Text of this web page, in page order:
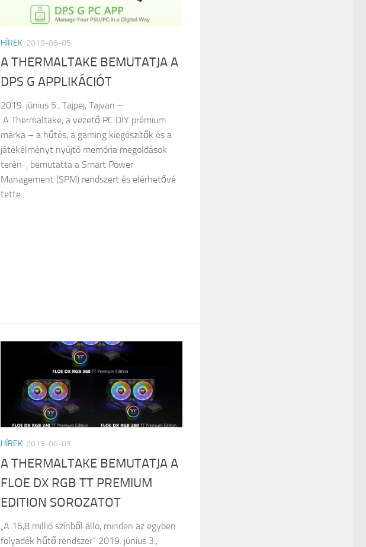
HÍREK 2019-06-05
A THERMALTAKE BEMUTATJA A
DPS G APPLIKÁCIÓT
2019. június 5., Tajpej, Tajvan –
A Thermaltake, a vezető PC DIY prémium
márka – a hűtés, a gaming kiegészítők és a
játékélményt nyújtó memória megoldások
terén-, bemutatta a Smart Power
Management (SPM) rendszert és elérhetővé
tette...
HÍREK 2019-06-03
A THERMALTAKE BEMUTATJA A
FLOE DX RGB TT PREMIUM
EDITION SOROZATOT
„A 16,8 millió színből álló, minden az egyben
folyadék hűtő rendszer” 2019. június 3.,